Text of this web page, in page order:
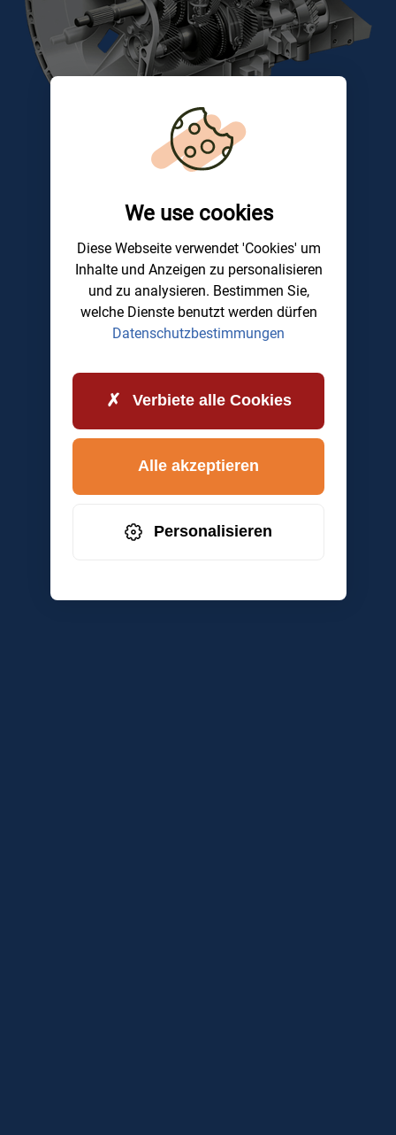
We use cookies
Diese Webseite verwendet 'Cookies' um
Inhalte und Anzeigen zu personalisieren
und zu analysieren. Bestimmen Sie,
welche Dienste benutzt werden dürfen
Datenschutzbestimmungen
Verbiete alle Cookies
Personalisieren
Alle akzeptieren